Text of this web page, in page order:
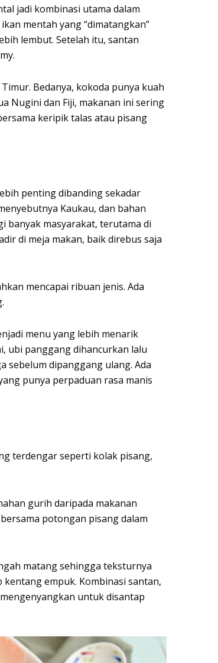
jadi kombinasi utama dalam
mentah yang “dimatangkan”
lembut. Setelah itu, santan
Bedanya, kokoda punya kuah
Nugini dan Fiji, makanan ini sering
keripik talas atau pisang
penting dibanding sekadar
Kaukau, dan bahan
banyak masyarakat, terutama di
di meja makan, baik direbus saja
mencapai ribuan jenis. Ada
menu yang lebih menarik
ubi panggang dihancurkan lalu
sebelum dipanggang ulang. Ada
punya perpaduan rasa manis
terdengar seperti kolak pisang,
gurih daripada makanan
potongan pisang dalam
matang sehingga teksturnya
empuk. Kombinasi santan,
untuk disantap